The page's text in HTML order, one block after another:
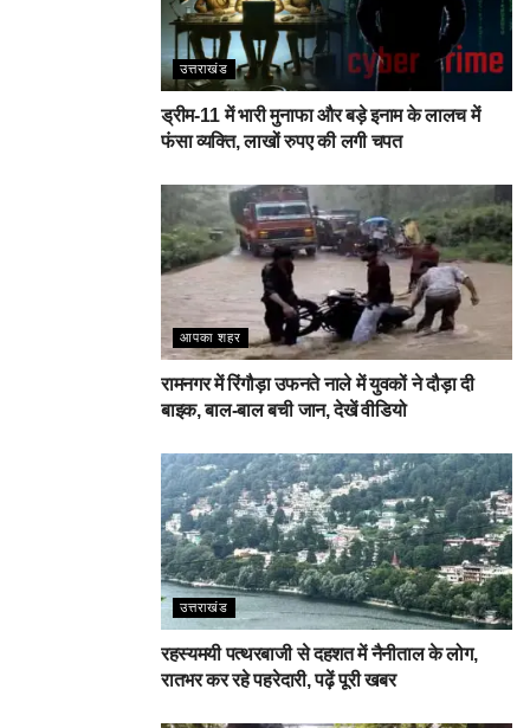
उत्तराखंड
ड्रीम-11 में भारी मुनाफा और बड़े इनाम के लालच में
फंसा व्यक्ति, लाखों रुपए की लगी चपत
आपका शहर
रामनगर में रिंगौड़ा उफनते नाले में युवकों ने दौड़ा दी
बाइक, बाल-बाल बची जान, देखें वीडियो
उत्तराखंड
रहस्यमयी पत्थरबाजी से दहशत में नैनीताल के लोग,
रातभर कर रहे पहरेदारी, पढ़ें पूरी खबर